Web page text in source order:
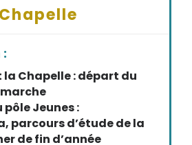
Chapelle
la Chapelle : départ du
pôle Jeunes :
parcours d’étude de la
de fin d’année